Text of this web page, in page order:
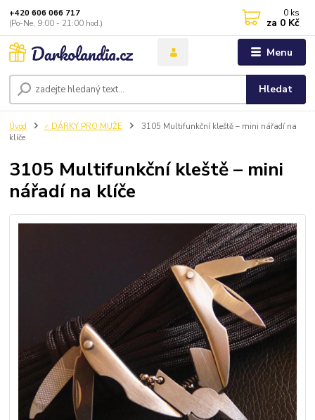
Menu
Hledat
+420 606 066 717
(Po-Ne, 9:00 - 21:00 hod.)
0 ks
za 0 Kč
Úvod ♂️ DÁRKY PRO MUŽE
3105 Multifunkční kleště – mini nářadí na
klíče
3105 Multifunkční kleště – mini
nářadí na klíče